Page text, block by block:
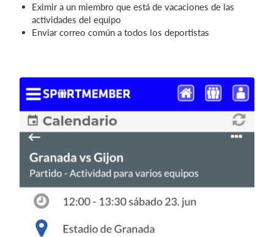
Eximir a un miembro que está de vacaciones de las
actividades del equipo
Enviar correo común a todos los deportistas